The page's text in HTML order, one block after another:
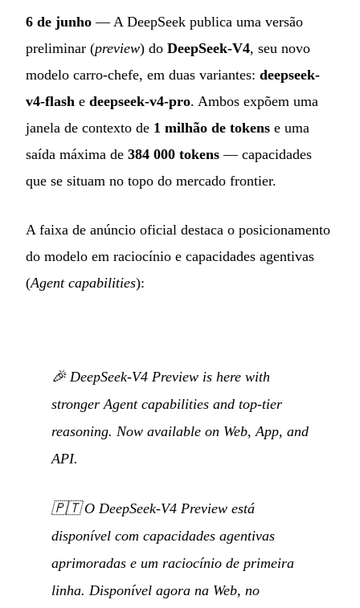
6 de junho — A DeepSeek publica uma versão
preliminar (preview) do DeepSeek-V4, seu novo
modelo carro-chefe, em duas variantes: deepseek-
v4-flash e deepseek-v4-pro. Ambos expõem uma
janela de contexto de 1 milhão de tokens e uma
saída máxima de 384 000 tokens — capacidades
que se situam no topo do mercado frontier.
A faixa de anúncio oficial destaca o posicionamento
do modelo em raciocínio e capacidades agentivas
(Agent capabilities):
🎉 DeepSeek-V4 Preview is here with
stronger Agent capabilities and top-tier
reasoning. Now available on Web, App, and
API.
🇵🇹O DeepSeek-V4 Preview está
disponível com capacidades agentivas
aprimoradas e um raciocínio de primeira
linha. Disponível agora na Web, no